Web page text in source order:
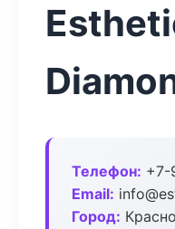
Телефон: +7-
Email:
Город: